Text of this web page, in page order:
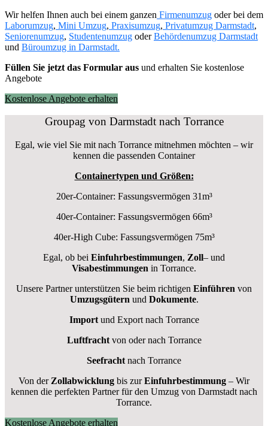
Wir helfen Ihnen auch bei einem ganzen Firmenumzug oder bei dem
Laborumzug, Mini Umzug, Praxisumzug, Privatumzug Darmstadt,
Seniorenumzug, Studentenumzug oderBehördenumzug Darmstadt
und Büroumzug in Darmstadt.
Füllen Sie jetzt das Formular aus und erhalten Sie kostenlose
Angebote
Kostenlose Angebote erhalten
Groupag von Darmstadt nach Torrance
Egal, wie viel Sie mit nach Torrance mitnehmen möchten – wir
kennen die passenden Container
Containertypen und Größen:
20er-Container: Fassungsvermögen 31m³
40er-Container: Fassungsvermögen 66m³
40er-High Cube: Fassungsvermögen 75m³
Egal, ob bei Einfuhrbestimmungen, Zoll– und
Visabestimmungen in Torrance.
Unsere Partner unterstützen Sie beim richtigen Einführen von
Umzugsgütern und Dokumente.
Importund Export nach Torrance
Luftfrachtvon oder nach Torrance
Seefracht nach Torrance
Von der Zollabwicklung bis zurEinfuhrbestimmung – Wir
kennen die perfekten Partner für den Umzug von Darmstadt nach
Torrance.
Kostenlose Angebote erhalten